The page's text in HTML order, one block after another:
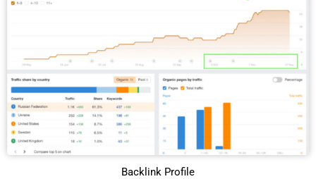
Backlink Profile